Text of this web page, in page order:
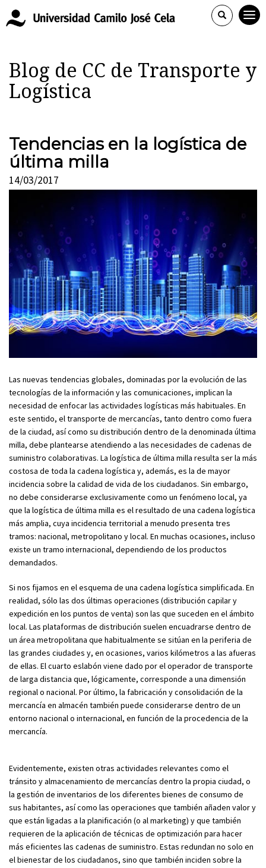
Blog de CC de Transporte y
Logística
Tendencias en la logística de
última milla
14/03/2017
Las nuevas tendencias globales, dominadas por la evolución de las
tecnologías de la información y las comunicaciones, implican la
necesidad de enfocar las actividades logísticas más habituales. En
este sentido, el transporte de mercancías, tanto dentro como fuera
de la ciudad, así como su distribución dentro de la denominada última
milla, debe plantearse atendiendo a las necesidades de cadenas de
suministro colaborativas. La logística de última milla resulta ser la más
costosa de toda la cadena logística y, además, es la de mayor
incidencia sobre la calidad de vida de los ciudadanos. Sin embargo,
no debe considerarse exclusivamente como un fenómeno local, ya
que la logística de última milla es el resultado de una cadena logística
más amplia, cuya incidencia territorial a menudo presenta tres
tramos: nacional, metropolitano y local. En muchas ocasiones, incluso
existe un tramo internacional, dependiendo de los productos
demandados.
Si nos fijamos en el esquema de una cadena logística simplificada. En
realidad, sólo las dos últimas operaciones (distribución capilar y
expedición en los puntos de venta) son las que suceden en el ámbito
local. Las plataformas de distribución suelen encuadrarse dentro de
un área metropolitana que habitualmente se sitúan en la periferia de
las grandes ciudades y, en ocasiones, varios kilómetros a las afueras
de ellas. El cuarto eslabón viene dado por el operador de transporte
de larga distancia que, lógicamente, corresponde a una dimensión
regional o nacional. Por último, la fabricación y consolidación de la
mercancía en almacén también puede considerarse dentro de un
entorno nacional o internacional, en función de la procedencia de la
mercancía.
Evidentemente, existen otras actividades relevantes como el
tránsito y almacenamiento de mercancías dentro la propia ciudad, o
la gestión de inventarios de los diferentes bienes de consumo de
sus habitantes, así como las operaciones que también añaden valor y
que están ligadas a la planificación (o al marketing) y que también
requieren de la aplicación de técnicas de optimización para hacer
más eficientes las cadenas de suministro. Estas redundan no solo en
el bienestar de los ciudadanos, sino que también inciden sobre la